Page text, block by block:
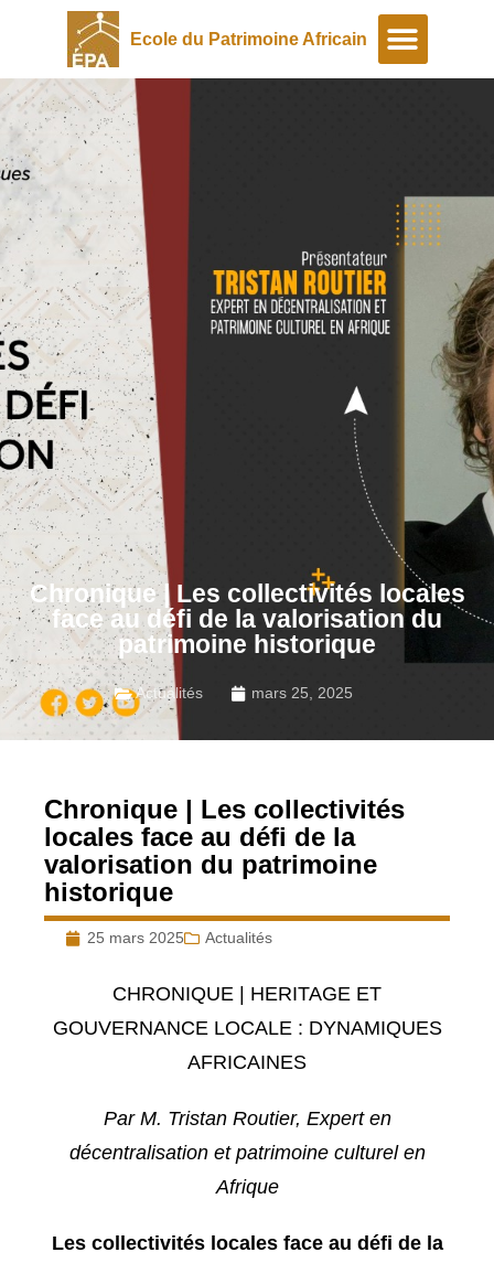
Ecole du Patrimoine Africain
Chronique | Les collectivités locales
face au défi de la valorisation du
patrimoine historique
Actualités mars 25, 2025
Chronique | Les collectivités
locales face au défi de la
valorisation du patrimoine
historique
25 mars 2025 Actualités
CHRONIQUE | HERITAGE ET
GOUVERNANCE LOCALE : DYNAMIQUES
AFRICAINES
Par M. Tristan Routier, Expert en
décentralisation et patrimoine culturel en
Afrique
Les collectivités locales face au défi de la